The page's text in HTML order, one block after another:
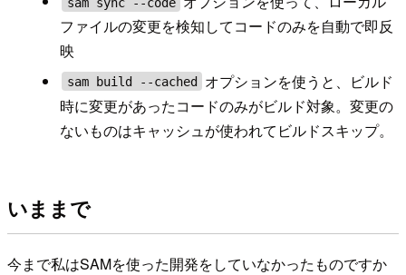
ファイルの変更を検知してコードのみを自動で即反
映
sam build --cached
オプションを使うと、ビルド
時に変更があったコードのみがビルド対象。変更の
ないものはキャッシュが使われてビルドスキップ。
いままで
今まで私はSAMを使った開発をしていなかったものですか